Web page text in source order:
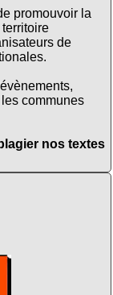
promouvoir la
de
communes
nos textes